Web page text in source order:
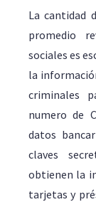
La cantidad
promedio
sociales es
la
criminales
numero de
datos
claves
obtienen la
tarjetas y